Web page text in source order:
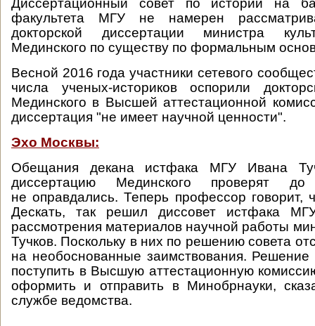
Диссертационный совет по истории на
факультета МГУ не намерен
докторской диссертации министра
Мединского по существу по формальным
Весной 2016 года участники сетевого
числа ученых-историков оспорили
Мединского в Высшей аттестационной
диссертация "не имеет научной ценности".
Эхо Москвы:
Обещания декана истфака МГУ Ивана
диссертацию Мединского проверят
не оправдались. Теперь профессор говорит,
Дескать, так решил диссовет истфака
рассмотрения материалов научной работы
Тучков. Поскольку в них по решению совета
на необоснованные заимствования. Решение
поступить в Высшую аттестационную
оформить и отправить в Минобрнауки,
службе ведомства.